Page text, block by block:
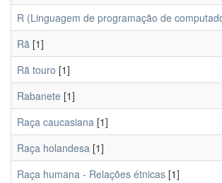
R (Linguagem de programação de
Rã [1]
Rã touro [1]
Rabanete [1]
Raça caucasiana [1]
Raça holandesa [1]
Raça humana - Relações étnicas [1]